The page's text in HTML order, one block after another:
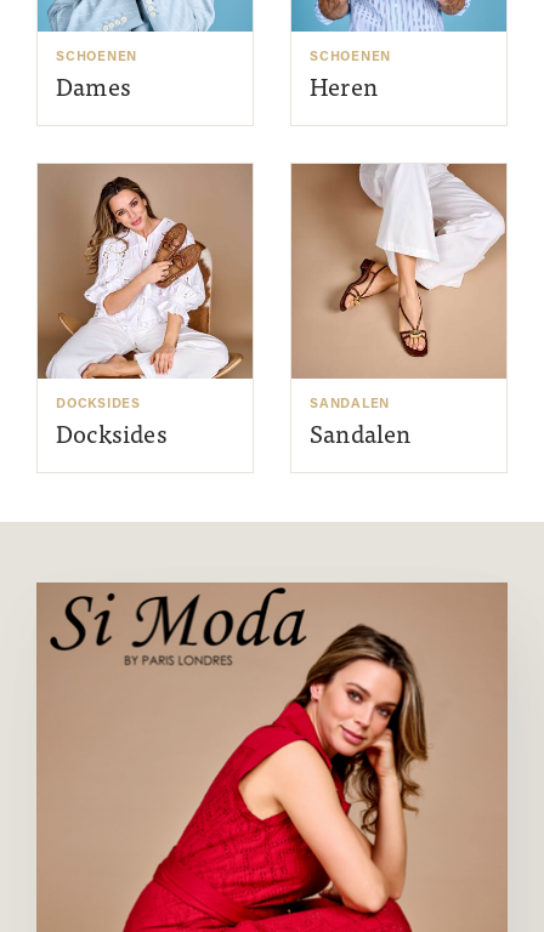
SCHOENEN
Dames
SCHOENEN
Heren
DOCKSIDES
Docksides
SANDALEN
Sandalen